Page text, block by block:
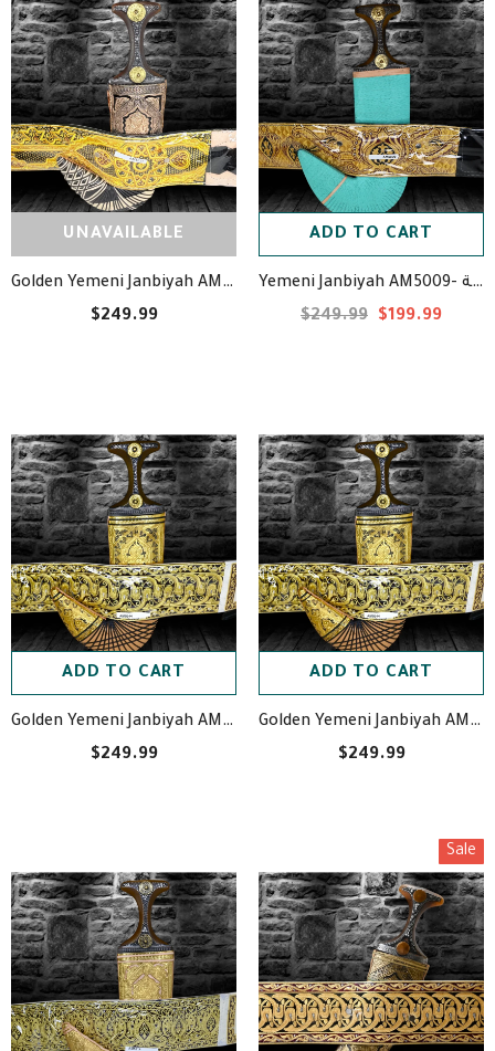
UNAVAILABLE
Golden Yemeni Janbiyah AM5051- جنبية ذهبيه مع جلد
$249.99
ADD TO CART
Yemeni Janbiyah AM5009- جنبية
$249.99 $199.99
ADD TO CART
Golden Yemeni Janbiyah AM5044- جنبية ذهبيه مع جلد
$249.99
ADD TO CART
Golden Yemeni Janbiyah AM5044- جنبية ذهبيه مع جلد
$249.99
Sale